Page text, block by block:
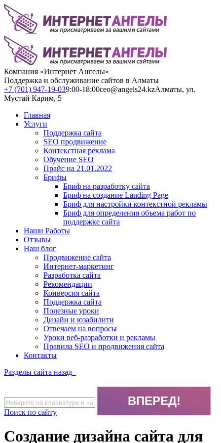
Компания «Интернет Ангелы»
Поддержка и обслуживание сайтов в Алматы
+7 (701) 947-19-039:00-18:00ceo@angels24.kzАлматы, ул.
Мустай Карим, 5
Главная
Услуги
Поддержка сайта
SEO продвижение
Контекстная реклама
Обучение SEO
Прайс на 21.01.2022
Брифы
Бриф на разработку сайта
Бриф на создание Landing Page
Бриф для настройки контекстной рекламы
Бриф для определения объема работ по
поддержке сайта
Наши Работы
Отзывы
Наш блог
Продвижение сайта
Интернет-маркетинг
Разработка сайта
Рекомендации
Конверсия сайта
Поддержка сайта
Полезные уроки
Дизайн и юзабилити
Отвечаем на вопросы
Уроки веб-разработки и рекламы
Правила SEO и продвижения сайта
Контакты
Разделы сайта назад
Поиск по сайту
Создание дизайна сайта для